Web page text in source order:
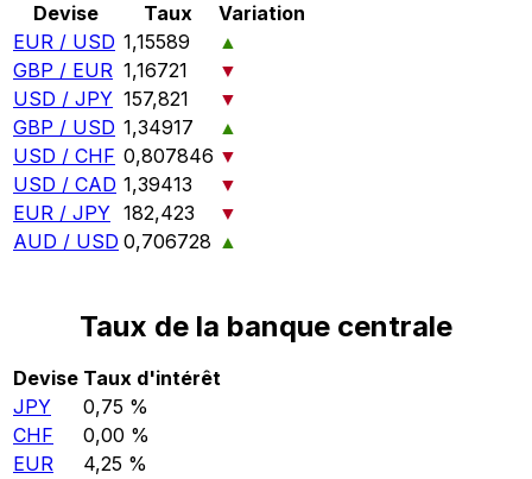
Devise Taux
Variation
EUR / USD 1,15589
▲
GBP / EUR 1,16721
▼
USD / JPY 157,821
▼
GBP / USD 1,34917
▲
USD / CHF 0,807846 ▼
USD / CAD 1,39413
▼
EUR / JPY 182,423
▼
AUD / USD 0,706728 ▲
Taux de la banque centrale
Devise Taux d'intérêt
JPY
0,75 %
CHF
0,00 %
EUR
4,25 %